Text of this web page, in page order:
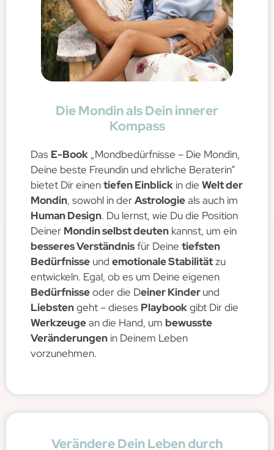
Die Mondin als Dein innerer
Kompass
Das E-Book „Mondbedürfnisse – Die Mondin,
Deine beste Freundin und ehrliche Beraterin“
bietet Dir einentiefen Einblick in die Welt der
Mondin, sowohl in derAstrologieals auch im
Human Design. Du lernst, wie Du die Position
Deiner Mondin selbst deuten kannst, um ein
besseres Verständnisfür Deine tiefsten
Bedürfnisse und emotionale Stabilitätzu
entwickeln. Egal, ob es um Deine eigenen
Bedürfnisseoder die Deiner Kinderund
Liebstengeht – dieses Playbookgibt Dir die
Werkzeugean die Hand, um bewusste
Veränderungen in Deinem Leben
vorzunehmen.
Verändere Dein Leben durch